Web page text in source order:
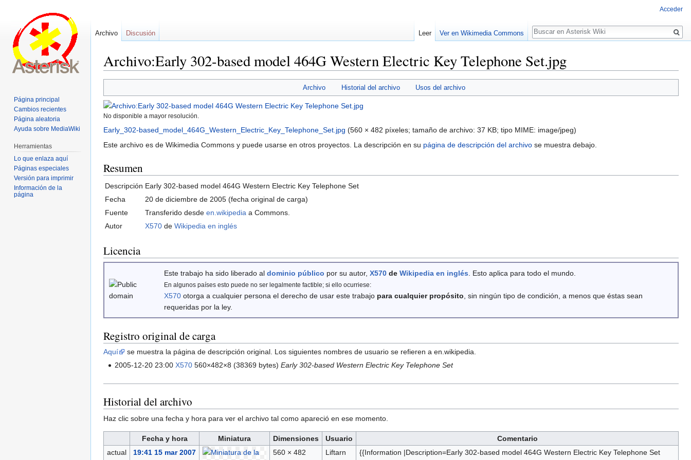
Archivo:Early 302-based model 464G Western Electric Key Telephone Set.jpg
a
la
navegación
a
la
búsqueda
Archivo Historial del archivo Usos del archivo
No disponible a mayor resolución.
Early_302-based_model_464G_Western_Electric_Key_Telephone_Set.jpg (560 × 482 píxeles; tamaño de archivo: 37 KB; tipo MIME: image/jpeg)
Este archivo es de Wikimedia Commons y puede usarse en otros proyectos. La descripción en su página de descripción del archivo se muestra debajo.
Resumen
Descripción Early 302-based model 464G Western Electric Key Telephone Set
Fecha
20 de diciembre de 2005 (fecha original de carga)
Fuente
Transferido desde en.wikipedia a Commons.
Autor
X570 de Wikipedia en inglés
Licencia
Este trabajo ha sido liberado al dominio público por su autor, X570 de Wikipedia en inglés . Esto aplica para todo el mundo.
En algunos países esto puede no ser legalmente factible; si ello ocurriese:
X570 otorga a cualquier persona el derecho de usar este trabajo para cualquier propósito , sin ningún tipo de condición, a menos que éstas sean
requeridas por la ley.
Registro original de carga
Aquí
se muestra la página de descripción original. Los siguientes nombres de usuario se refieren a en.wikipedia.
2005-12-20 23:00X570 560×482×8 (38369 bytes)Early 302-based Western Electric Key Telephone Set
Historial del archivo
Haz clic sobre una fecha y hora para ver el archivo tal como apareció en ese momento.
Fecha y hora Miniatura Dimensiones Usuario
Comentario
actual
19:41 15 mar 2007
560 × 482
Liftarn
{{Information |Description=Early 302-based model 464G Western Electric Key Telephone Set
Acceder
Archivo Discusión Leer Ver en Wikimedia Commons
Buscar
Página principal
Cambios recientes
Página aleatoria
Ayuda sobre MediaWiki
Herramientas
Lo que enlaza aquí
Páginas especiales
Versión para imprimir
Información de la
página